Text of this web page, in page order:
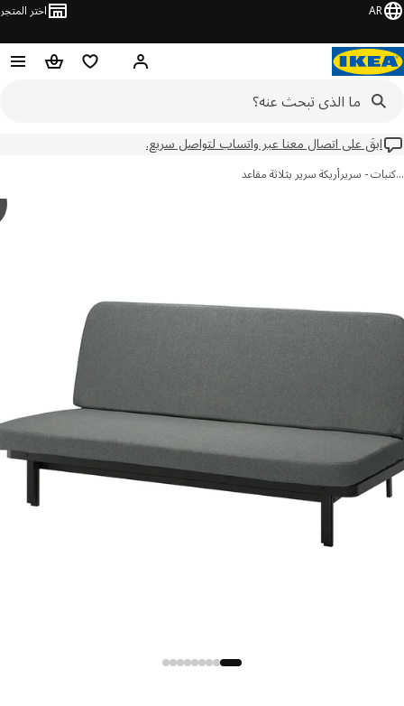
AR اختر المتجر
مرحباً! تسجيل الدخول
قائمه التسوقحقيبة تسوق
ابقَ على اتصال معنا عبر واتساب لتواصل سريع.
- سريرأريكة سرير بثلاثة مقاعد